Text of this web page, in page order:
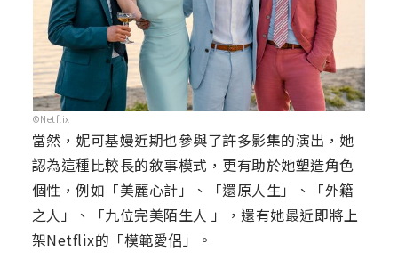
©Netflix
當然，妮可基嫚近期也參與了許多影集的演出，她
認為這種比較長的敘事模式，更有助於她塑造角色
個性，例如「美麗心計」、「還原人生」、「外籍
之人」、「九位完美陌生人 」，還有她最近即將上
架Netflix的「模範愛侶」。